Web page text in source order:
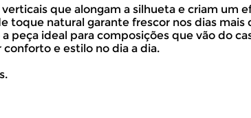
que alongam a silhueta e criam um
natural garante frescor nos dias mais
ideal para composições que vão do
e estilo no dia a dia.